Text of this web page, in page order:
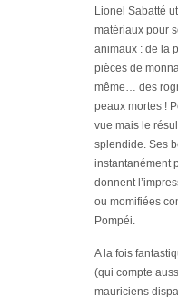
Lionel Sabatté
matériaux pour
animaux : de la
pièces de
même… des
peaux mortes !
vue mais le
splendide. Ses
instantanément
donnent
ou momifiées
Pompéi.
A la fois
(qui compte
mauriciens